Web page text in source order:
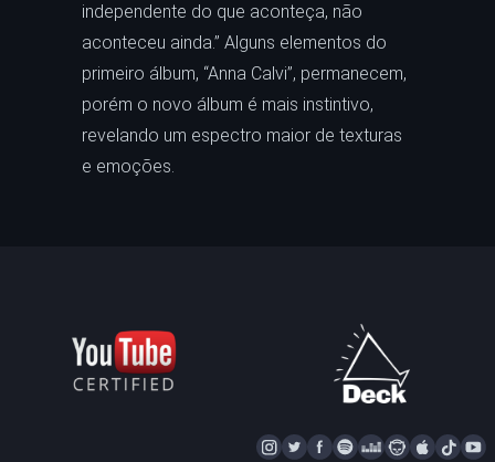
independente do que aconteça, não
aconteceu ainda.” Alguns elementos do
primeiro álbum, “Anna Calvi”, permanecem,
porém o novo álbum é mais instintivo,
revelando um espectro maior de texturas
e emoções.
I
T
F
S
D
N
A
T